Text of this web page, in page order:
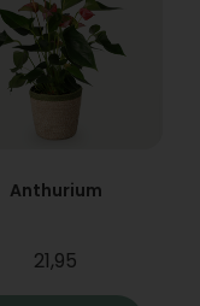
Anthurium
21,95